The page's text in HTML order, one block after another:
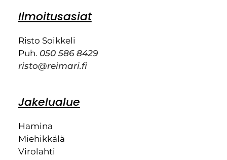
Ilmoitusasiat
Risto Soikkeli
Puh. 050 586 8429
risto@reimari.fi
Jakelualue
Hamina
Miehikkälä
Virolahti